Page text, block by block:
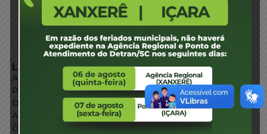
LINKS EXTERNOS
Agência de Notícias
Portal de Serviços
Diário Oficial
Acesso à Informação
Órgãos do Governo